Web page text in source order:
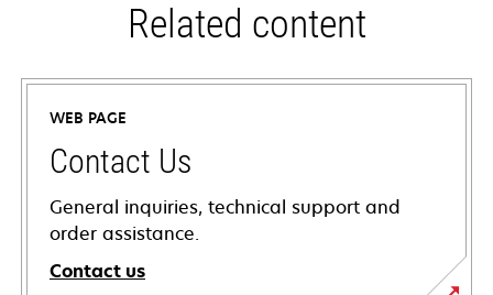
Related content
WEB PAGE
Contact Us
General inquiries, technical support and
order assistance.
Contact us